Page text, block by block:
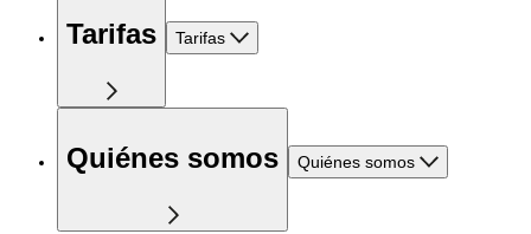
Tarifas Tarifas
Quiénes somos Quiénes somos